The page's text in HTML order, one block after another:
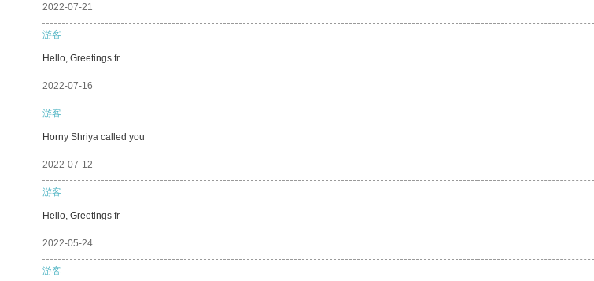
2022-07-21
游客
Hello, Greetings fr
2022-07-16
游客
Horny Shriya called you
2022-07-12
游客
Hello, Greetings fr
2022-05-24
游客